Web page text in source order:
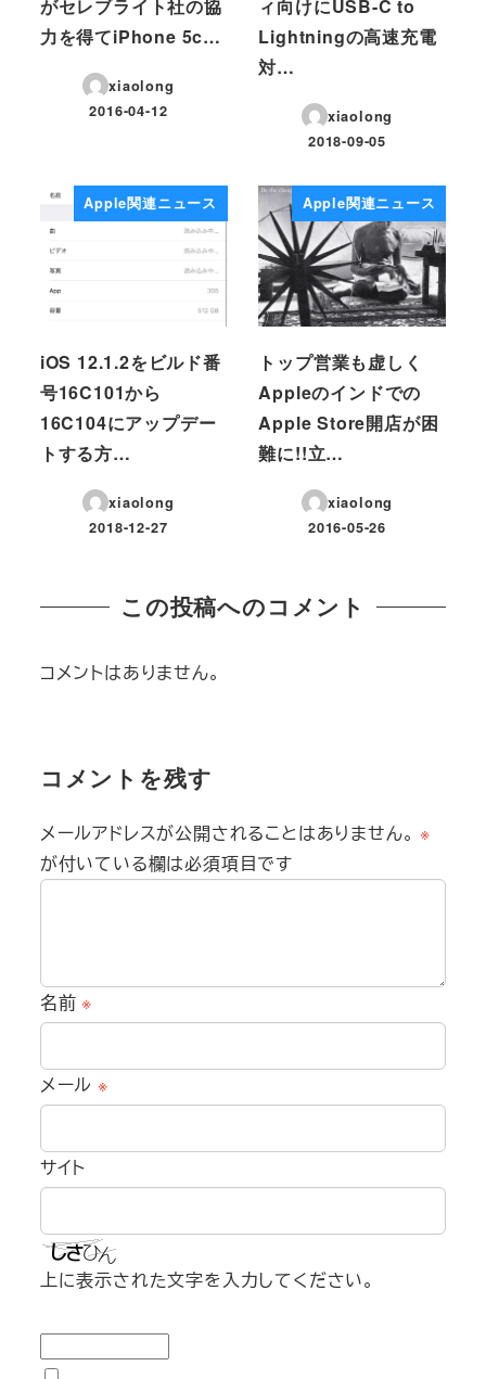
がセレブライト社の協
力を得てiPhone 5c…
xiaolong
投稿日
2016-04-12
ィ向けにUSB-C to
Lightningの高速充電
対…
xiaolong
投稿日
2018-09-05
Apple関連ニュース
iOS 12.1.2をビルド番
号16C101から
16C104にアップデー
トする方…
xiaolong
投稿日
2018-12-27
Apple関連ニュース
トップ営業も虚しく
Appleのインドでの
Apple Store開店が困
難に!!立…
xiaolong
投稿日
2016-05-26
この投稿へのコメント
コメントはありません。
コメントを残す
メールアドレスが公開されることはありません。 ※
が付いている欄は必須項目です
名前※
メール ※
サイト
上に表示された文字を入力してください。